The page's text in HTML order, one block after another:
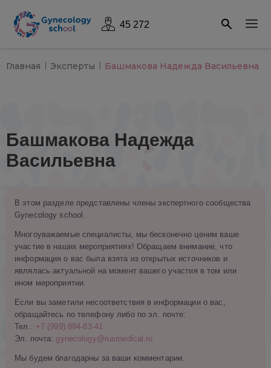
45 272
Главная Эксперты Башмакова Надежда Васильевна
Башмакова Надежда
Васильевна
В этом разделе представлены члены экспертного сообщества
Gynecology school.
Многоуважаемые специалисты, мы бесконечно ценим ваше
участие в наших мероприятиях! Обращаем внимание, что
информация о вас была взята из открытых источников и
являлась актуальной на момент вашего участия в том или
ином мероприятии.
Если вы заметили несоответствия в информации о вас,
обращайтесь по телефону либо по эл. почте:
Тел.: +7 (999) 894-83-41
Эл. почта: gynecology@rusmedical.ru
Мы будем благодарны за ваши комментарии.